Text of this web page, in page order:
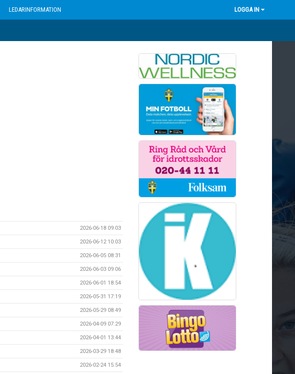
LEDARINFORMATION LOGGA IN
2026-06-18 09:03
2026-06-12 10:03
2026-06-05 08:31
2026-06-03 09:06
2026-06-01 18:54
2026-05-31 17:19
2026-05-29 08:49
2026-04-09 07:29
2026-04-01 13:44
2026-03-29 18:48
2026-02-24 15:54